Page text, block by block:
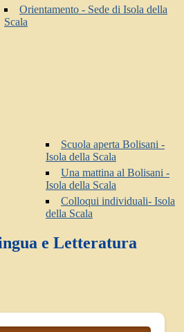
Orientamento - Sede di Isola della
Scala
Scuola aperta Bolisani -
Isola della Scala
Una mattina al Bolisani -
Isola della Scala
Colloqui individuali- Isola
della Scala
e Letteratura